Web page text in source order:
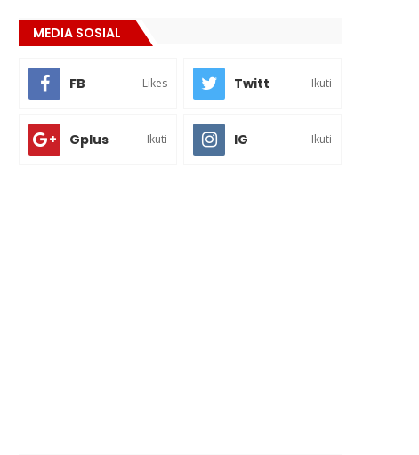
MEDIA SOSIAL
FB Likes Twitt Ikuti
Gplus Ikuti IG Ikuti